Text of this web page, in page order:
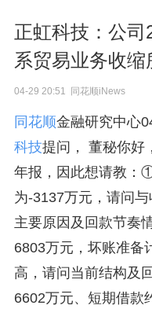
正虹科技：公
系贸易业务收缩
04-29 20:51 同花顺iNews
同花顺金融研究中心
科技提问， 董秘你好
年报，因此想请教：
为-3137万元，请问
主要原因及回款节奏
6803万元，坏账准备
高，请问当前结构及
6602万元、短期借款